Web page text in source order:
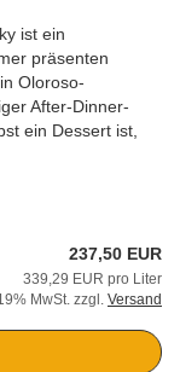
ist ein
präsenten
Oloroso-
After-Dinner-
ein Dessert ist,
237,50 EUR
339,29 EUR pro Liter
MwSt. zzgl. Versand